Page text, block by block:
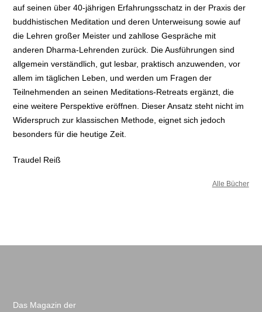
auf seinen über 40-jährigen Erfahrungsschatz in der Praxis der
buddhistischen Meditation und deren Unterweisung sowie auf
die Lehren großer Meister und zahllose Gespräche mit
anderen Dharma-Lehrenden zurück. Die Ausführungen sind
allgemein verständlich, gut lesbar, praktisch anzuwenden, vor
allem im täglichen Leben, und werden um Fragen der
Teilnehmenden an seinen Meditations-Retreats ergänzt, die
eine weitere Perspektive eröffnen. Dieser Ansatz steht nicht im
Widerspruch zur klassischen Methode, eignet sich jedoch
besonders für die heutige Zeit.
Traudel Reiß
Alle Bücher
Das Magazin der